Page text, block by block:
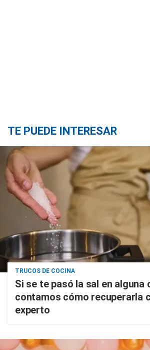
TE PUEDE INTERESAR
TRUCOS DE COCINA
Si se te pasó la sal en alguna
contamos cómo recuperarla
experto